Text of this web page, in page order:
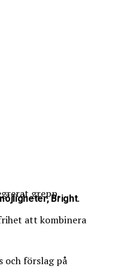
Bright.
grepp.
att kombinera
och förslag på